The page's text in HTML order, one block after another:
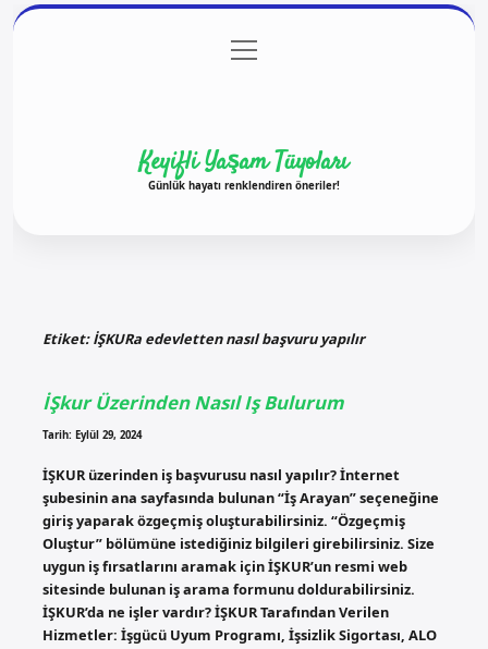
Gizlilik Politikası
menüyü
aç
Keyifli Yaşam Tüyoları
Günlük hayatı renklendiren öneriler!
Etiket:İŞKURa edevletten nasıl başvuru yapılır
İŞkur Üzerinden Nasıl Iş Bulurum
Tarih: Eylül 29, 2024
İŞKUR üzerinden iş başvurusu nasıl yapılır? İnternet
şubesinin ana sayfasında bulunan “İş Arayan” seçeneğine
giriş yaparak özgeçmiş oluşturabilirsiniz. “Özgeçmiş
Oluştur” bölümüne istediğiniz bilgileri girebilirsiniz. Size
uygun iş fırsatlarını aramak için İŞKUR’un resmi web
sitesinde bulunan iş arama formunu doldurabilirsiniz.
İŞKUR’da ne işler vardır? İŞKUR Tarafından Verilen
Hizmetler: İşgücü Uyum Programı, İşsizlik Sigortası, ALO